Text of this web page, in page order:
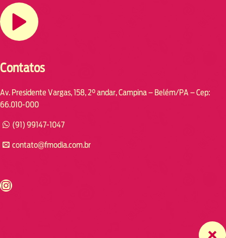
Contatos
Av. Presidente Vargas, 158, 2° andar, Campina – Belém/PA – Cep:
66.010-000
(91) 99147-1047
contato@fmodia.com.br
https://www.instagram.com/fmodia.cabofrio/